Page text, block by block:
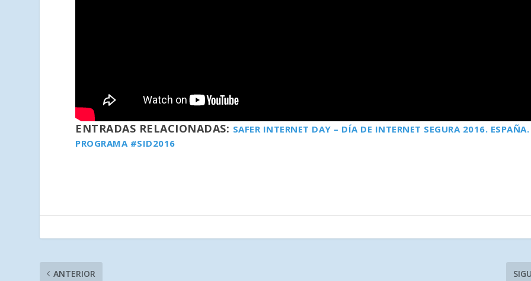
ENTRADAS RELACIONADAS: SAFER INTERNET DAY – DÍA DE INTERNET SEGURA 2016. ESPAÑA.
PROGRAMA #SID2016
ANTERIOR